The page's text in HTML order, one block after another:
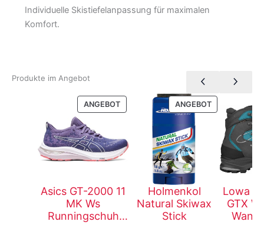
Individuelle Skistiefelanpassung für maximalen
Komfort.
Produkte im Angebot
ANGEBOTPRODUKT
ANGEBOT
Asics GT-2000 11
MK Ws
Runningschuh
Damen
ANGEBOTPRODUKT
ANGEBOT
Holmenkol
Natural Skiwax
Stick
Lowa
GTX